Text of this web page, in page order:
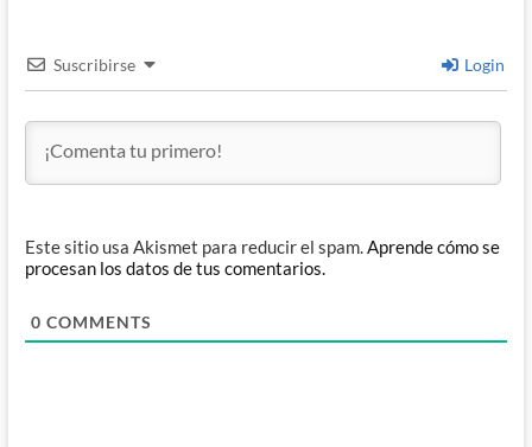
Suscribirse Login
Este sitio usa Akismet para reducir el spam.Aprende cómo se
procesan los datos de tus comentarios.
0 COMMENTS